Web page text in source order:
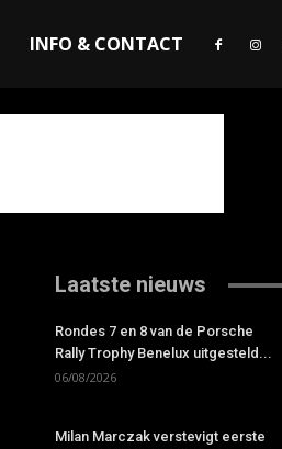
INFO & CONTACT
Laatste nieuws
Rondes 7 en 8 van de Porsche
Rally Trophy Benelux uitgesteld...
06/08/2026
Milan Marczak verstevigt eerste